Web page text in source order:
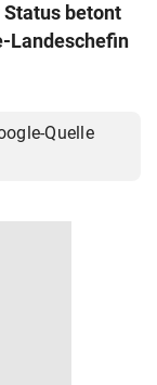
Status betont
Landeschefin
Quelle